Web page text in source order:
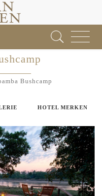
Toggle
Bushcamp
HOTEL MERKEN